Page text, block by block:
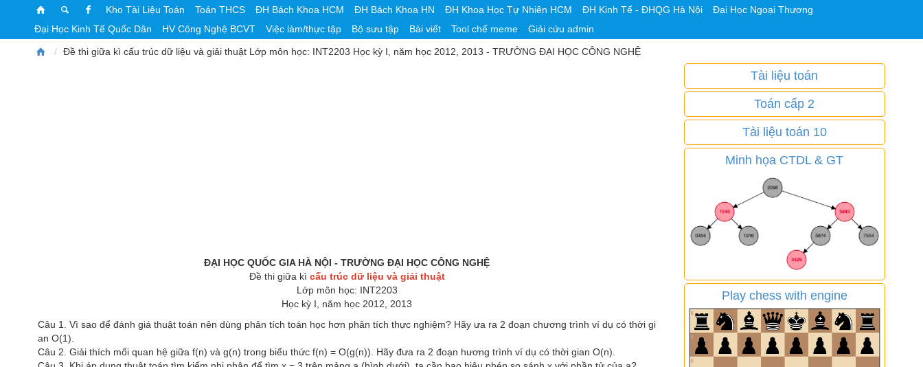
Kho Tài Liệu Toán Toán THCS ĐH Bách Khoa HCM ĐH Bách Khoa HN ĐH Khoa Học Tự Nhiên HCM ĐH Kinh Tế - ĐHQG Hà Nội
Đại Học Ngoại Thương
Đại Học Kinh Tế Quốc Dân
HV Công Nghệ BCVT Việc làm/thực tập Bộ sưu tập Bài viết Tool chế meme Giải cứu admin
Đề thi giữa kì cấu trúc dữ liệu và giải thuật Lớp môn học: INT2203 Học kỳ I, năm học 2012, 2013 - TRƯỜNG ĐẠI HỌC CÔNG NGHỆ
ĐẠI HỌC QUỐC GIA HÀ NỘI - TRƯỜNG ĐẠI HỌC CÔNG NGHỆ
Đề thi giữa kì cấu trúc dữ liệu và giải thuật
Lớp môn học: INT2203
Học kỳ I, năm học 2012, 2013
Câu 1. Vì sao để đánh giá thuật toán nên dùng phân tích toán học hơn phân tích thực nghiệm? Hãy ưa ra 2 đoạn chương trình ví dụ có thời gi
an O(1).
Câu 2. Giải thích mối quan hệ giữa f(n) và g(n) trong biểu thức f(n) = O(g(n)). Hãy đưa ra 2 đoạn hương trình ví dụ có thời gian O(n).
Tài liệu toán
Toán cấp 2
Tài liệu toán 10
Minh họa CTDL & GT
Play chess with engine